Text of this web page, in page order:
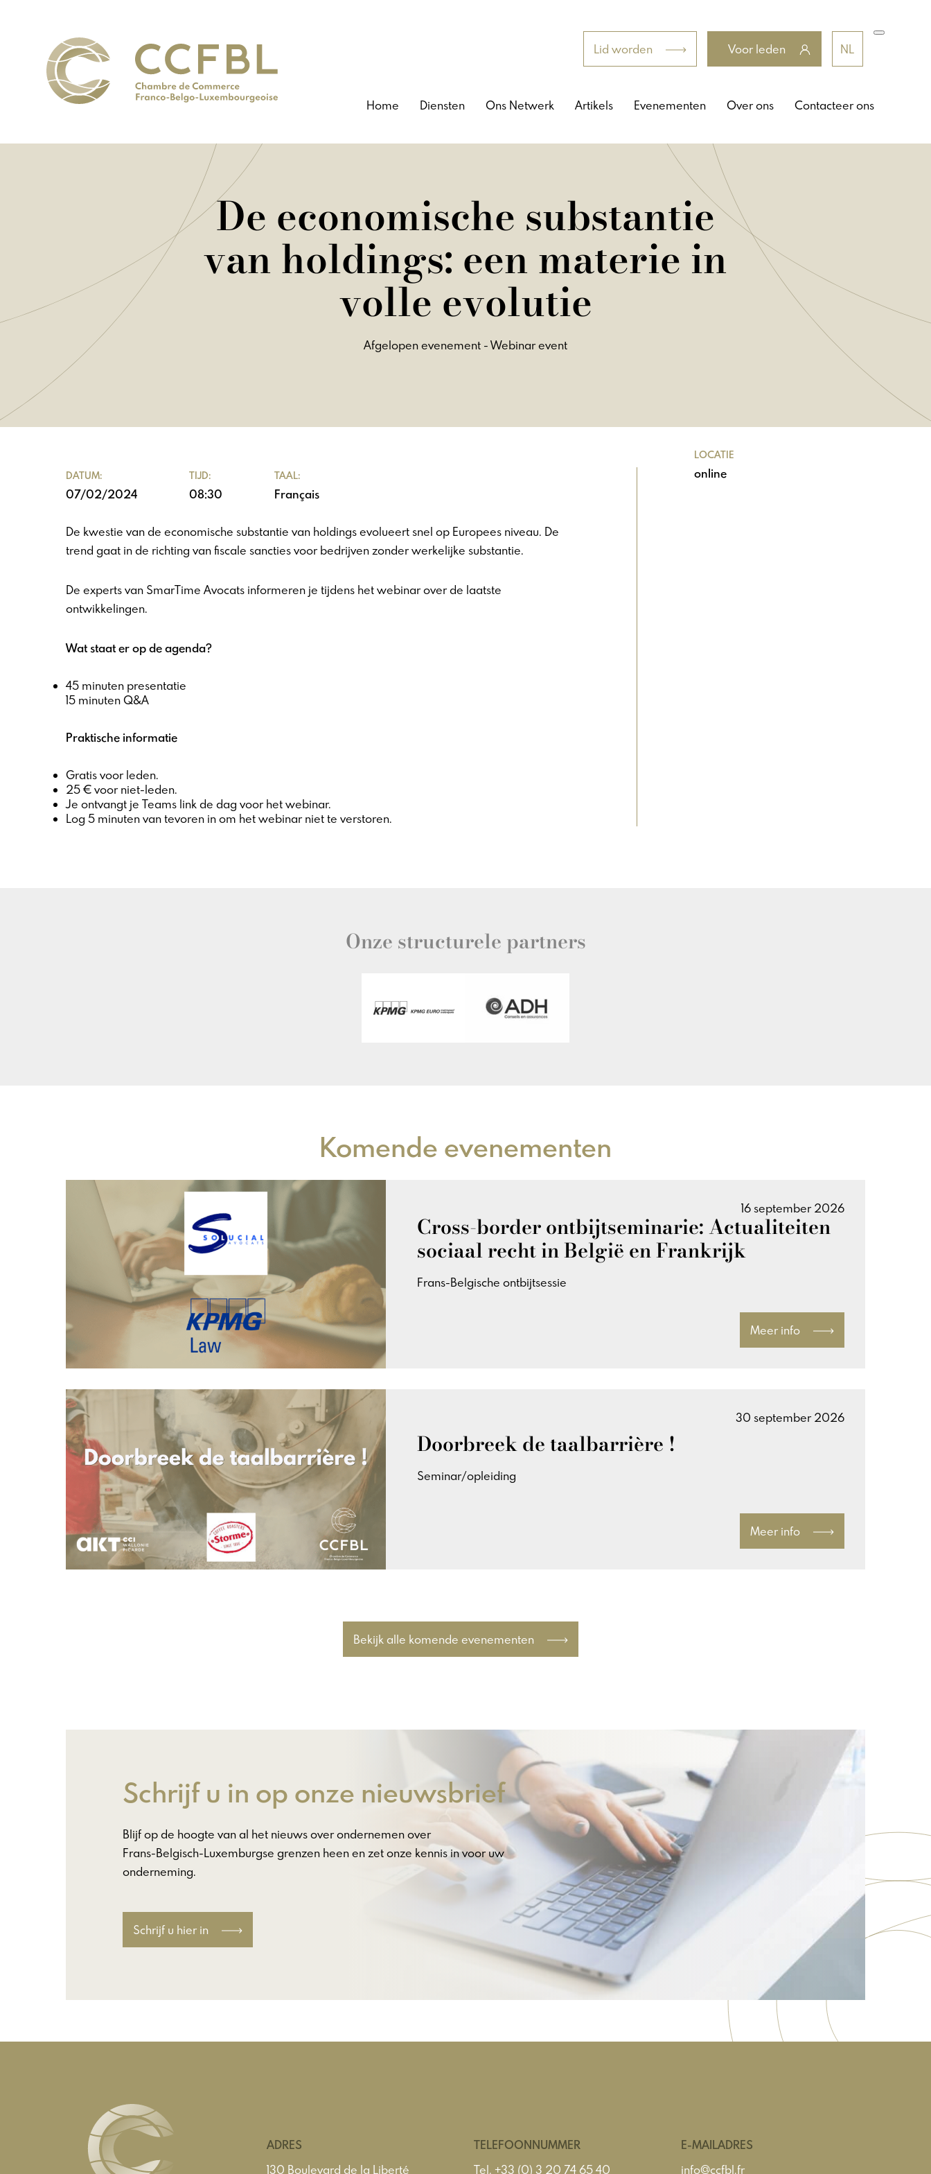
Lid worden Voor leden NL
Home Diensten Ons Netwerk Artikels Evenementen Over ons Contacteer ons
De economische substantie
van holdings: een materie in
volle evolutie
Afgelopen evenement - Webinar event
DATUM:
07/02/2024
TIJD:
08:30
TAAL:
Français
De kwestie van de economische substantie van holdings evolueert snel op Europees niveau. De
trend gaat in de richting van fiscale sancties voor bedrijven zonder werkelijke substantie.
De experts van SmarTime Avocats informeren je tijdens het webinar over de laatste
ontwikkelingen.
Wat staat er op de agenda?
45 minuten presentatie
15 minuten Q&A
Praktische informatie
Gratis voor leden.
25 € voor niet-leden.
Je ontvangt je Teams link de dag voor het webinar.
Log 5 minuten van tevoren in om het webinar niet te verstoren.
LOCATIE
online
Onze structurele partners
Komende evenementen
16 september 2026
Cross-border ontbijtseminarie: Actualiteiten
sociaal recht in België en Frankrijk
Frans-Belgische ontbijtsessie
Meer info
30 september 2026
Doorbreek de taalbarrière !
Seminar/opleiding
Meer info
Bekijk alle komende evenementen
Schrijf u in op onze nieuwsbrief
Blijf op de hoogte van al het nieuws over ondernemen over
Frans-Belgisch-Luxemburgse grenzen heen en zet onze kennis in voor uw
onderneming.
Schrijf u hier in
ADRES
130 Boulevard de la Liberté
TELEFOONNUMMER
Tel. +33 (0) 3 20 74 65 40
E-MAILADRES
info@ccfbl.fr